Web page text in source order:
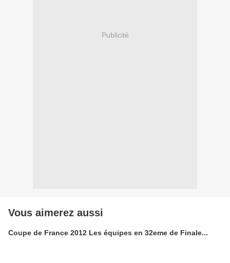
Publicité
Vous aimerez aussi
Coupe de France 2012 Les équipes en 32eme de Finale...